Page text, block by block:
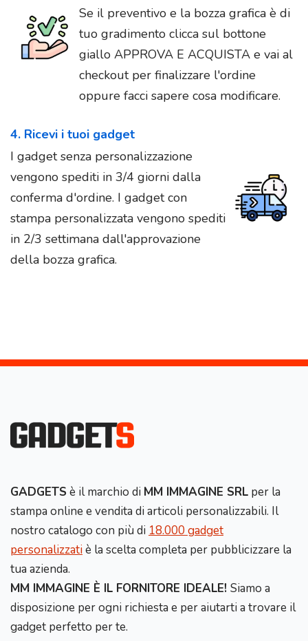
Se il preventivo e la bozza grafica è di
tuo gradimento clicca sul bottone
giallo APPROVA E ACQUISTA e vai al
checkout per finalizzare l'ordine
oppure facci sapere cosa modificare.
4. Ricevi i tuoi gadget
I gadget senza personalizzazione
vengono spediti in 3/4 giorni dalla
conferma d'ordine. I gadget con
stampa personalizzata vengono spediti
in 2/3 settimana dall'approvazione
della bozza grafica.
GADGETS è il marchio di MM IMMAGINE SRL per la
stampa online e vendita di articoli personalizzabili. Il
nostro catalogo con più di 18.000 gadget
personalizzatiè la scelta completa per pubblicizzare la
tua azienda.
MM IMMAGINE È IL FORNITORE IDEALE! Siamo a
disposizione per ogni richiesta e per aiutarti a trovare il
gadget perfetto per te.